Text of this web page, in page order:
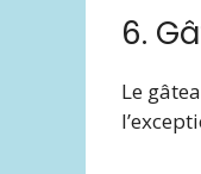
6.
Le